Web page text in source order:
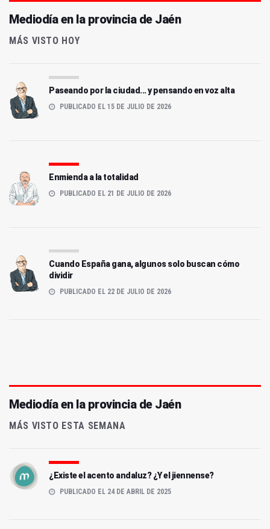
Mediodía en la provincia de Jaén
MÁS VISTO HOY
Paseando por la ciudad... y pensando en voz alta
PUBLICADO EL 15 DE JULIO DE 2026
Enmienda a la totalidad
PUBLICADO EL 21 DE JULIO DE 2026
Cuando España gana, algunos solo buscan cómo
dividir
PUBLICADO EL 22 DE JULIO DE 2026
Mediodía en la provincia de Jaén
MÁS VISTO ESTA SEMANA
¿Existe el acento andaluz? ¿Y el jiennense?
PUBLICADO EL 24 DE ABRIL DE 2025